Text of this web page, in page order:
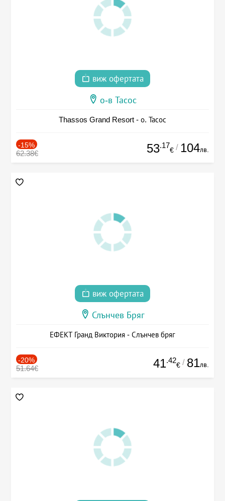
виж офертата
о-в Тасос
Thassos Grand Resort - о. Тасос
-15%
62.38€ 53.17
€ / 104лв.
виж офертата
Слънчев Бряг
ЕФЕКТ Гранд Виктория - Слънчев бряг
-20%
51.64€ 41.42
€ / 81лв.